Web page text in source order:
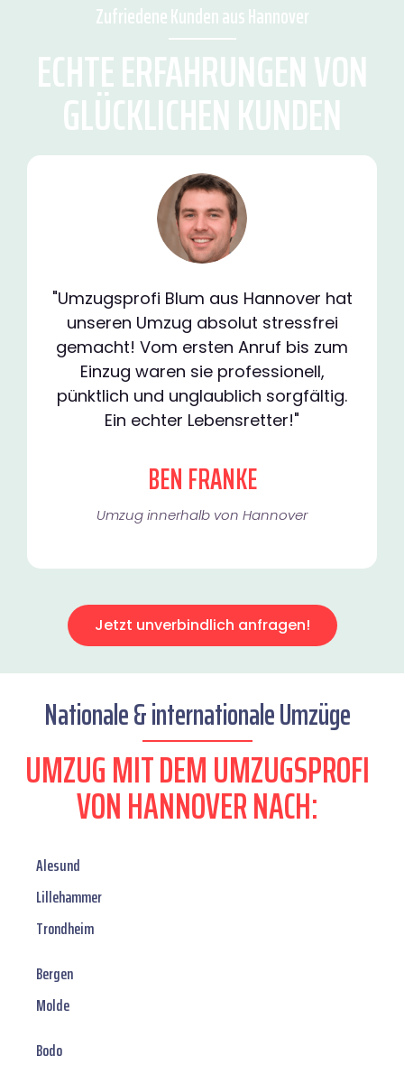
Zufriedene Kunden aus Hannover
ECHTE ERFAHRUNGEN VON
GLÜCKLICHEN KUNDEN
"Umzugsprofi Blum aus Hannover hat
unseren Umzug absolut stressfrei
gemacht! Vom ersten Anruf bis zum
Einzug waren sie professionell,
pünktlich und unglaublich sorgfältig.
Ein echter Lebensretter!"
BEN FRANKE
Umzug innerhalb von Hannover​
Jetzt unverbindlich anfragen!
Nationale & internationale Umzüge
UMZUG MIT DEM UMZUGSPROFI
VON HANNOVER NACH:
Alesund
Lillehammer
Trondheim
Bergen
Molde
Bodo